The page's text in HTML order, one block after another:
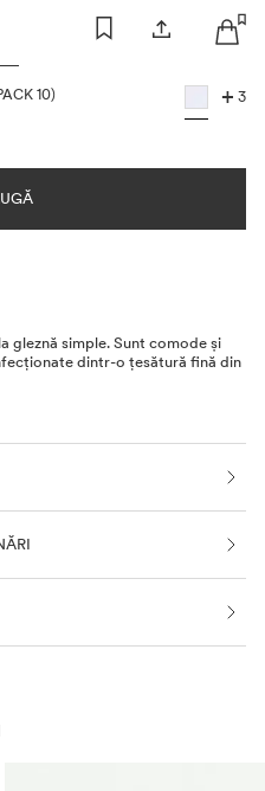
10) + 3
gleznă simple. Sunt comode și
dintr-o țesătură fină din